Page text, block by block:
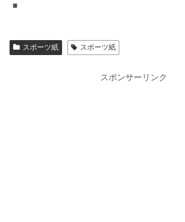
■
スポーツ紙 スポーツ紙
スポンサーリンク